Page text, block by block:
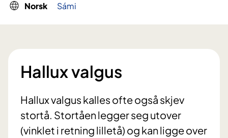
Norsk Sámi
Hallux valgus
Hallux valgus kalles ofte også skjev
stortå. Stortåen legger seg utover
(vinklet i retning lilletå) og kan ligge over